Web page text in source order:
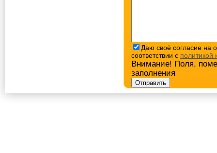
Даю своё согласие на
соответствии с политикой
Внимание! Поля,
заполнения